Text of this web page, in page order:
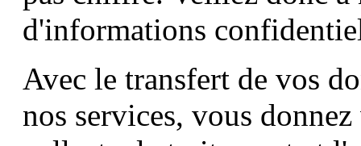
d'informations
Avec le transfert de vos
nos services, vous